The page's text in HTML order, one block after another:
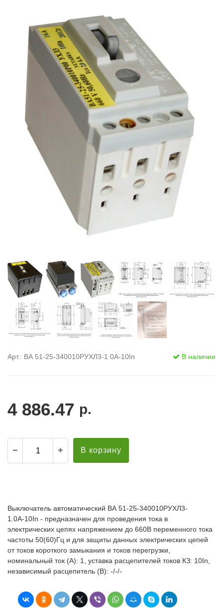
диэлектрические
Стремянки с
Стремянки с
опорой
Ширмы
РЗА (шторы)
Штендеры
Щиты
диэлектрические
Арт.: ВА 51-25-340010РУХЛ3-1.0А-10In В наличии
4 886.47 р.
В корзину
Выключатель автоматический ВА 51-25-340010РУХЛ3-
1.0А-10In - предназначен для проведения тока в
электрических цепях напряжением до 660В переменного тока
частоты 50(60)Гц и для защиты данных электрических цепей
от токов короткого замыкания и токов перегрузки,
номинальный ток (А): 1, уставка расцепителей токов КЗ: 10In,
независимый расцепитель (В): -/-/-